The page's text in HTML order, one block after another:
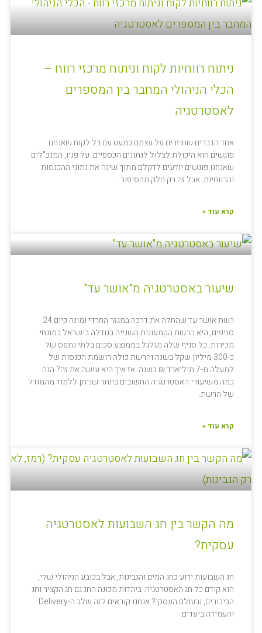
ניתוח רווחיות לקוח וניתוח מרכזי רווח –
הכלי הניהולי המחבר בין המספרים
לאסטרטגיה
אחד הדברים שחוזרים על עצמם כמעט עם כל לקוח שאנחנו
פוגשים הוא היכולת לצלול לנתונים הכספיים. על פניו, המנכ"לים
שאנחנו פוגשים יודעים לדקלם מתוך שינה את נתוני ההכנסות
והרווחיות. אבל זה רק חלק מהסיפור.
קרא עוד »
שיעור באסטרטגיה מ"אושר עד"
רשת אושר עד שהחלה את דרכה במגזר החרדי ומונה כיום 24
סניפים, היא הרשת הקמעונות השנייה בגודלה בישראל במונחי
מכירות. כל סניף שלה מגלגל בממוצע סכום בלתי נתפס של
כ-300 מיליון שקל בשנה והרשת כולה רושמת הכנסות של
למעלה מ-7 מיליארד ₪ בשנה. אז איך היא עושה את זה? הנה
כמה משיעורי האסטרטגיה החשובים ביותר שניתן ללמוד מהמודל
של הרשת.
קרא עוד »
מה הקשר בין חג השבועות לאסטרטגיה
עסקית?
חג השבועות ידוע כחג המים והגבינות, אבל בכובע הניהולי שלי,
הוא קודם כל חג האסטרטגיה. ביהדות מכונה החג גם חג הקציר וחג
הביכורים, ובעולם העסקי? אנחנו קוראים לזה שלב ה-Delivery
והעמידה ביעדים.